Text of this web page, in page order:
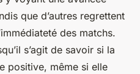
que d’autres regrettent
des matchs.
s’agit de savoir si la
positive, même si elle